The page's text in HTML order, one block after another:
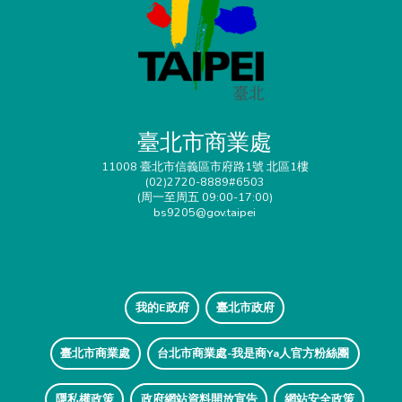
臺北市商業處
11008 臺北市信義區市府路1號 北區1樓
(02)2720-8889#6503
(周一至周五 09:00-17:00)
bs9205@gov.taipei
我的E政府 臺北市政府
臺北市商業處 台北市商業處-我是商Ya人官方粉絲團